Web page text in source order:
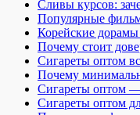
Сливы курсов:
Популярные
Корейские дорамы
Почему стоит
Сигареты оптом
Почему
Сигареты оптом —
Сигареты оптом